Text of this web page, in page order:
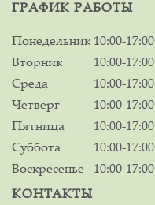
ГРАФИК РАБОТЫ
Понедельник 10:00-17:00
Вторник
10:00-17:00
Среда
10:00-17:00
Четверг
10:00-17:00
Пятница
10:00-17:00
Суббота
10:00-17:00
Воскресенье
10:00-17:00
КОНТАКТЫ